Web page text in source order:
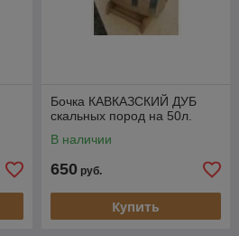
Бочка КАВКАЗСКИЙ ДУБ
скальных пород на 50л.
В наличии
650 руб.
Купить